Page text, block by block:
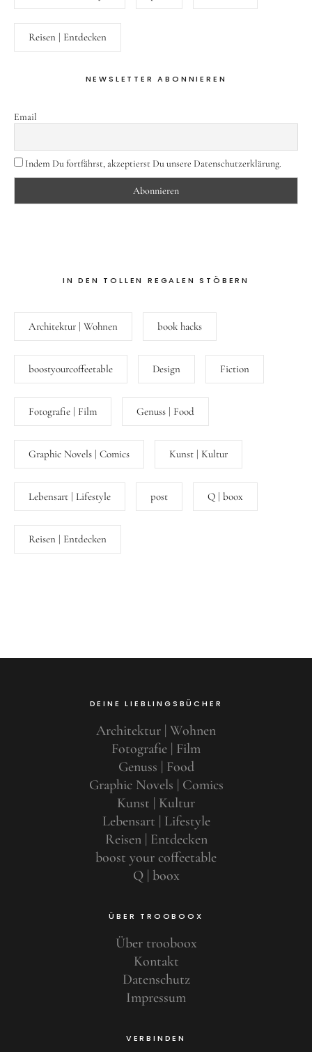
Reisen | Entdecken
NEWSLETTER ABONNIEREN
Email
Indem Du fortfährst, akzeptierst Du unsere Datenschutzerklärung.
IN DEN TOLLEN REGALEN STÖBERN
Architektur | Wohnen book hacks
boostyourcoffeetable Design Fiction
Fotografie | Film Genuss | Food
Graphic Novels | Comics Kunst | Kultur
Lebensart | Lifestyle post Q | boox
Reisen | Entdecken
DEINE LIEBLINGSBÜCHER
Architektur | Wohnen
Fotografie | Film
Genuss | Food
Graphic Novels | Comics
Kunst | Kultur
Lebensart | Lifestyle
Reisen | Entdecken
boost your coffeetable
Q | boox
ÜBER TROOBOOX
Über trooboox
Kontakt
Datenschutz
Impressum
VERBINDEN